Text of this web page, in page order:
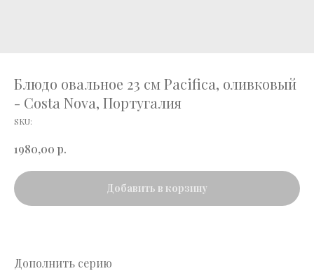
Блюдо овальное 23 см Pacifica, оливковый
- Costa Nova, Португалия
SKU:
1980,00 р.
Добавить в корзину
Дополнить серию